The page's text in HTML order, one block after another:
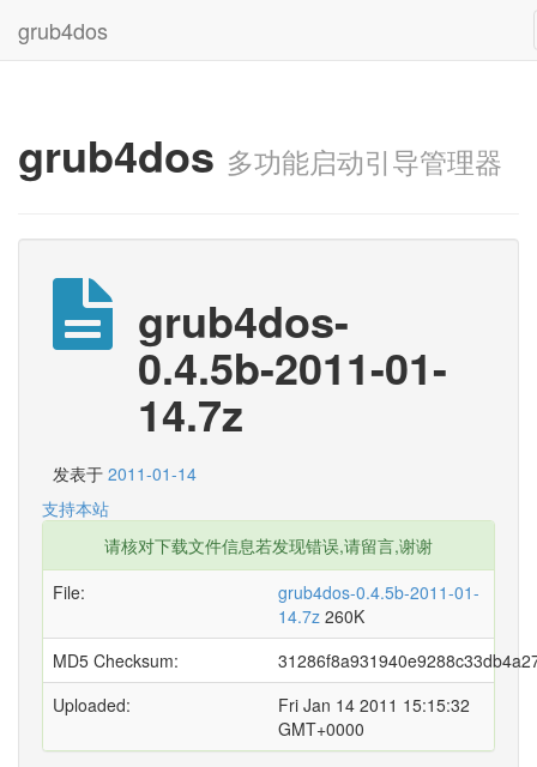
grub4dos
grub4dos 多功能启动引导管理器
grub4dos-
0.4.5b-2011-01-
14.7z
发表于 2011-01-14
支持本站
请核对下载文件信息若发现错误,请留言,谢谢
File:
grub4dos-0.4.5b-2011-01-
14.7z 260K
MD5 Checksum:
Uploaded:
Fri Jan 14 2011 15:15:32
GMT+0000